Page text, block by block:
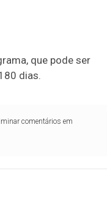
que pode ser
dias.
comentários em